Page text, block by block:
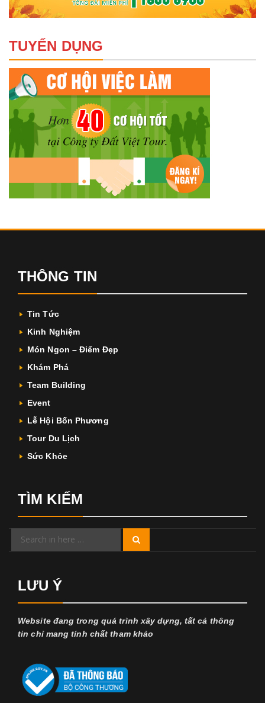
TUYỂN DỤNG
THÔNG TIN
Tin Tức
Kinh Nghiệm
Món Ngon – Điểm Đẹp
Khám Phá
Team Building
Event
Lễ Hội Bốn Phương
Tour Du Lịch
Sức Khỏe
TÌM KIẾM
Search
LƯU Ý
Website đang trong quá trình xây dựng, tất cả thông
tin chỉ mang tính chất tham khảo